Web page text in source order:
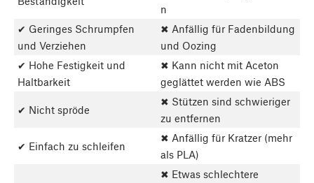
n
✔ Geringes Schrumpfen
und Verziehen
✖ Anfällig für Fadenbildung
und Oozing
✔ Hohe Festigkeit und
Haltbarkeit
✖ Kann nicht mit Aceton
geglättet werden wie ABS
✔ Nicht spröde
✖ Stützen sind schwieriger
zu entfernen
✔ Einfach zu schleifen
✖ Anfällig für Kratzer (mehr
als PLA)
✖ Etwas schlechtere